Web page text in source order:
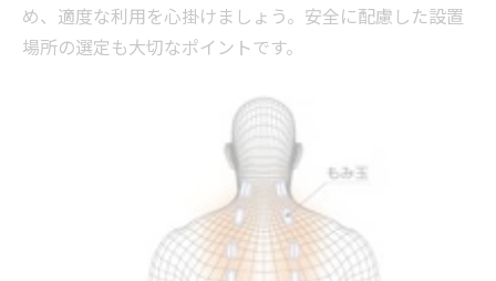
め、適度な利用を心掛けましょう。安全に配慮した設置
場所の選定も大切なポイントです。